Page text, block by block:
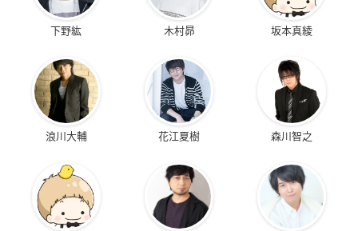
下野紘 木村昴 坂本真綾
浪川大輔 花江夏樹 森川智之